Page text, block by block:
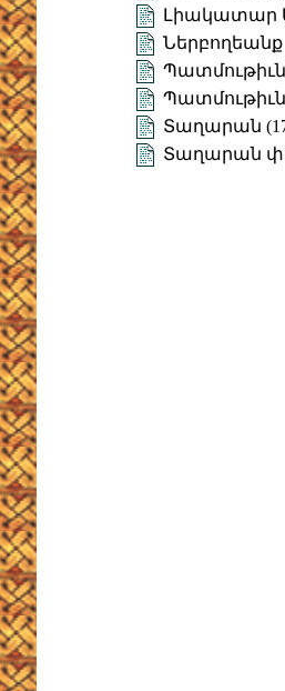
Լիակատար
Ներբողեանք
Պատմութիւն
Պատմութիւն
Տաղարան
Տաղարան